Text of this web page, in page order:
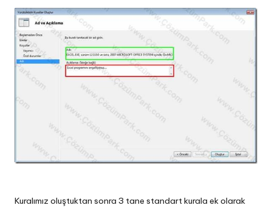
Kuralımız oluştuktan sonra 3 tane standart kurala ek olarak